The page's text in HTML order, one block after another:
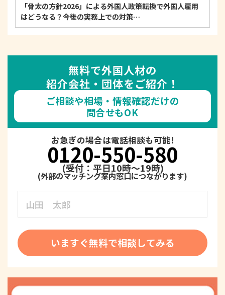
「骨太の方針2026」による外国人政策転換で外国人雇用
はどうなる？今後の実務上での対策…
無料で外国人材の
紹介会社・団体をご紹介！
ご相談や相場・情報確認だけの
問合せもOK
お急ぎの場合は電話相談も可能!
0120-550-580
(受付：平日10時～19時)
いますぐ無料で相談してみる